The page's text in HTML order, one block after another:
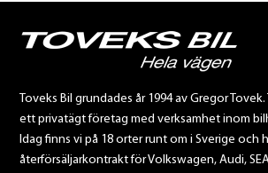
Toveks Bil grundades år 1994 av Gregor
ett privatägt företag med verksamhet inom
Idag finns vi på 18 orter runt om i Sverige och
återförsäljarkontrakt för Volkswagen, Audi,